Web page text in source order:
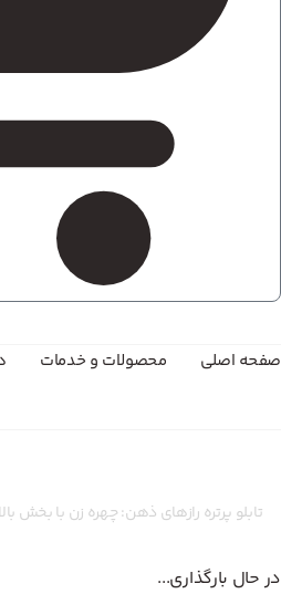
صفحه اصلی محصولات و خدمات
تابلو پرتره رازهای ذهن: چهره زن با بخش
در حال بارگذاری...